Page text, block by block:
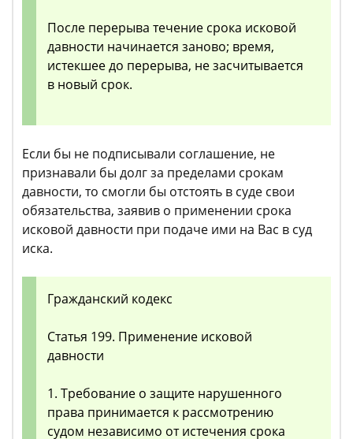
После перерыва течение срока исковой
давности начинается заново; время,
истекшее до перерыва, не засчитывается
в новый срок.
Если бы не подписывали соглашение, не
признавали бы долг за пределами срокам
давности, то смогли бы отстоять в суде свои
обязательства, заявив о применении срока
исковой давности при подаче ими на Вас в суд
иска.
Гражданский кодекс
Статья 199. Применение исковой
давности
1. Требование о защите нарушенного
права принимается к рассмотрению
судом независимо от истечения срока